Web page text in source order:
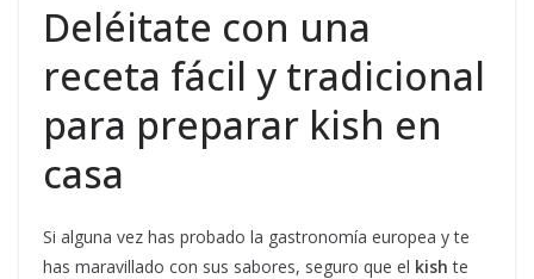
Deléitate con una
receta fácil y tradicional
para preparar kish en
casa
Si alguna vez has probado la gastronomía europea y te
has maravillado con sus sabores, seguro que el kish te